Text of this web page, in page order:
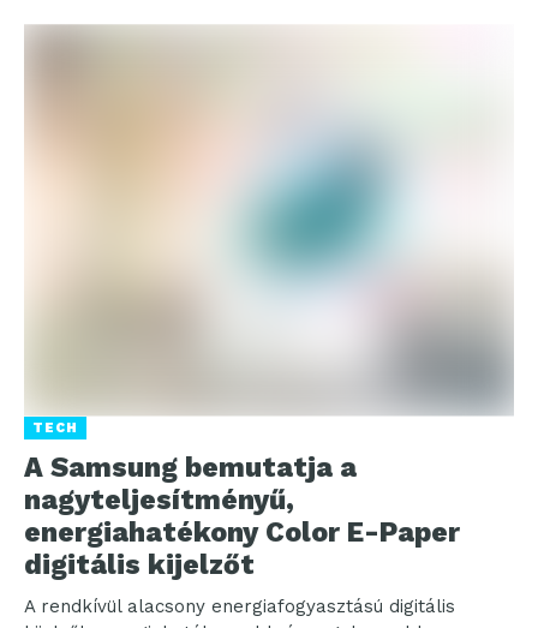
TECH
A Samsung bemutatja a
nagyteljesítményű,
energiahatékony Color E-Paper
digitális kijelzőt
A rendkívül alacsony energiafogyasztású digitális